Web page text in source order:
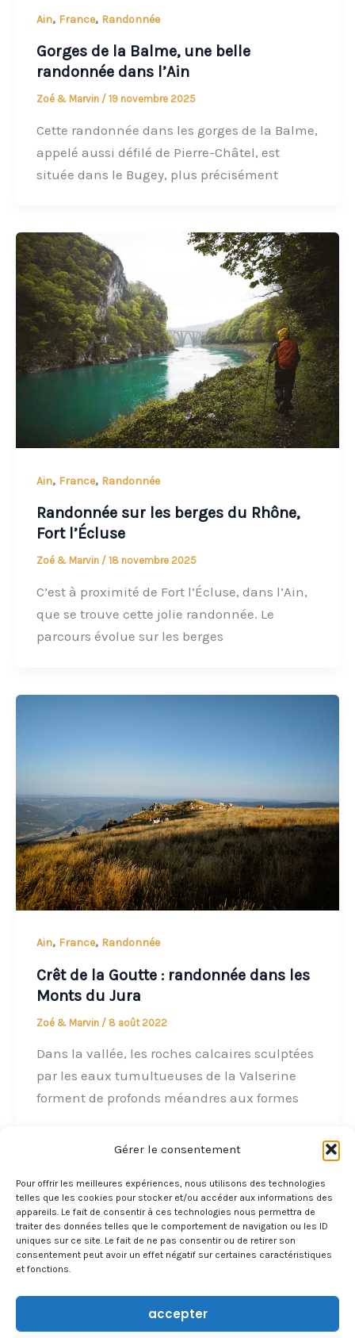
Gérer le consentement
Pour offrir les meilleures expériences, nous utilisons des technologies
telles que les cookies pour stocker et/ou accéder aux informations des
appareils. Le fait de consentir à ces technologies nous permettra de
traiter des données telles que le comportement de navigation ou les ID
uniques sur ce site. Le fait de ne pas consentir ou de retirer son
consentement peut avoir un effet négatif sur certaines caractéristiques
et fonctions.
accepter
Ain, France, Randonnée
Gorges de la Balme, une belle
randonnée dans l’Ain
Zoé & Marvin / 19 novembre 2025
Cette randonnée dans les gorges de la Balme,
appelé aussi défilé de Pierre-Châtel, est
située dans le Bugey, plus précisément
Ain, France, Randonnée
Randonnée sur les berges du Rhône,
Fort l’Écluse
Zoé & Marvin / 18 novembre 2025
C’est à proximité de Fort l’Écluse, dans l’Ain,
que se trouve cette jolie randonnée. Le
parcours évolue sur les berges
Ain, France, Randonnée
Crêt de la Goutte : randonnée dans les
Monts du Jura
Zoé & Marvin / 8 août 2022
Dans la vallée, les roches calcaires sculptées
par les eaux tumultueuses de la Valserine
forment de profonds méandres aux formes
1 2 Suivant→